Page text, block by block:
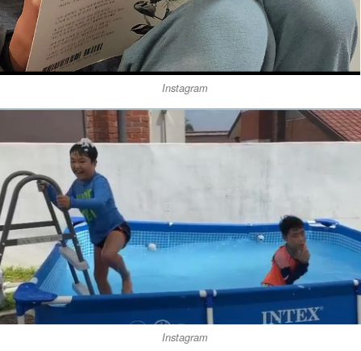
Instagram
Instagram